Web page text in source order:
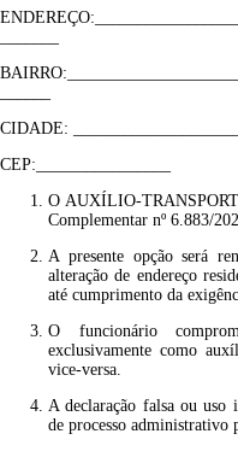
CIDADE:
CEP:________________
O AUXÍLIO-
Complementar nº 6.883/
A presente opção será
alteração de endereço
até cumprimento da
O funcionário
exclusivamente como
vice-versa.
A declaração falsa ou uso
de processo administrativo